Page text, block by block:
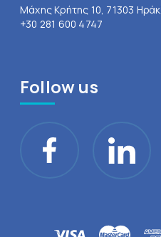
Μάχης Κρήτης 10, 71303
+30 281 600 4747
Follow us